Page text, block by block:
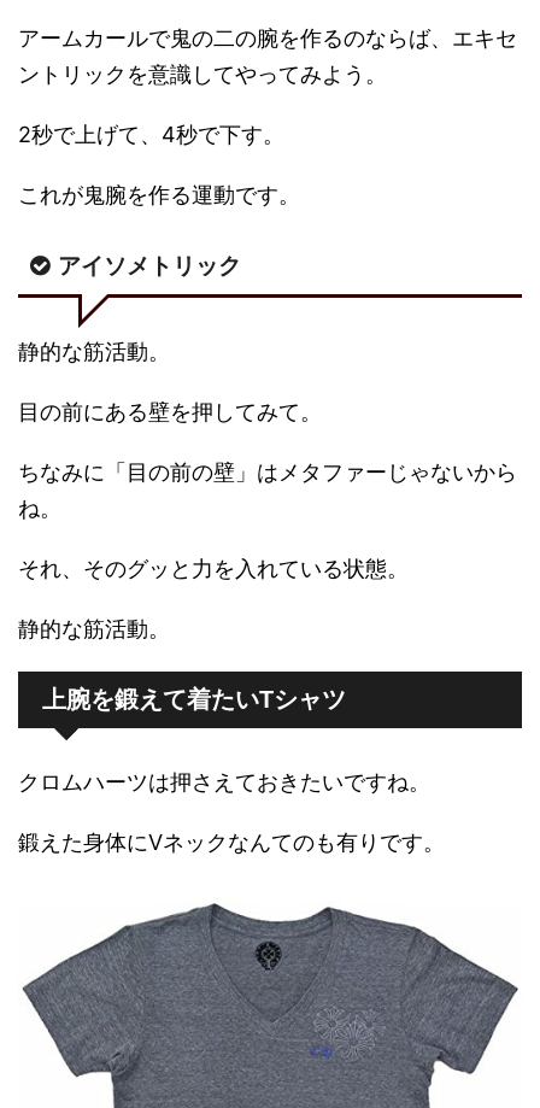
アームカールで鬼の二の腕を作るのならば、エキセ
ントリックを意識してやってみよう。
2秒で上げて、4秒で下す。
これが鬼腕を作る運動です。
アイソメトリック
静的な筋活動。
目の前にある壁を押してみて。
ちなみに「目の前の壁」はメタファーじゃないから
ね。
それ、そのグッと力を入れている状態。
静的な筋活動。
上腕を鍛えて着たいTシャツ
クロムハーツは押さえておきたいですね。
鍛えた身体にVネックなんてのも有りです。